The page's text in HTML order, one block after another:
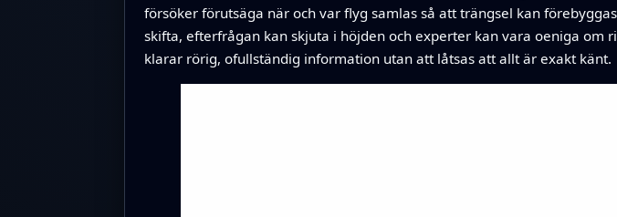
försöker förutsäga när och var flyg samlas så att trängsel kan
skifta, efterfrågan kan skjuta i höjden och experter kan vara oeniga
klarar rörig, ofullständig information utan att låtsas att allt är exakt känt.